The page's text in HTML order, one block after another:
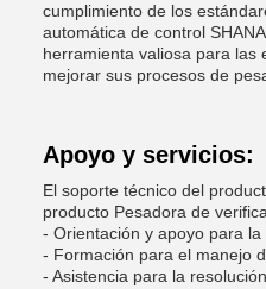
cumplimiento de los
automática de control
herramienta valiosa para las
mejorar sus procesos de
Apoyo y servicios:
El soporte técnico del
producto Pesadora de
- Orientación y apoyo para la
- Formación para el manejo
- Asistencia para la